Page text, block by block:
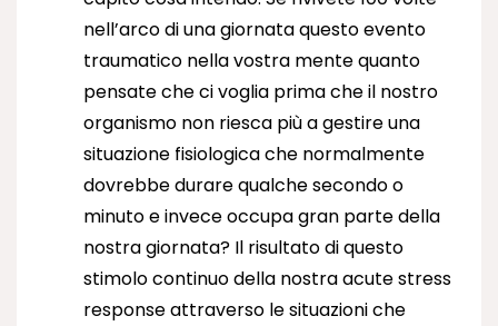
nell’arco di una giornata questo evento
traumatico nella vostra mente quanto
pensate che ci voglia prima che il nostro
organismo non riesca più a gestire una
situazione fisiologica che normalmente
dovrebbe durare qualche secondo o
minuto e invece occupa gran parte della
nostra giornata? Il risultato di questo
stimolo continuo della nostra acute stress
response attraverso le situazioni che